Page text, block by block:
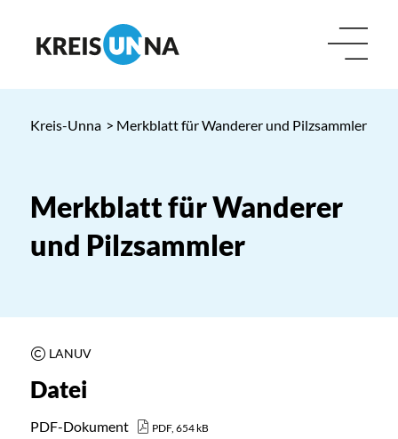
Kreis-Unna > Merkblatt für Wanderer und Pilzsammler
Merkblatt für Wanderer
und Pilzsammler
LANUV
Datei
PDF-Dokument PDF, 654 kB